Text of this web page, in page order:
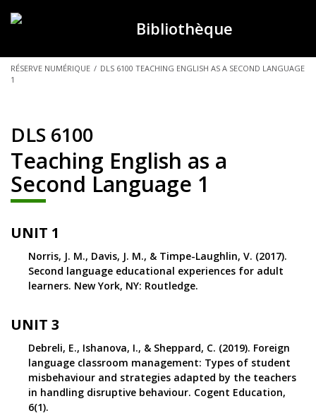
Bibliothèque
VOUS
ÊTES
RÉSERVE NUMÉRIQUE / DLS 6100 TEACHING ENGLISH AS A SECOND LANGUAGE
1
DLS 6100
Teaching English as a
Second Language 1
UNIT 1
Norris, J. M., Davis, J. M., & Timpe-Laughlin, V. (2017).
Second language educational experiences for adult
learners. New York, NY: Routledge.
UNIT 3
Debreli, E., Ishanova, I., & Sheppard, C. (2019). Foreign
language classroom management: Types of student
misbehaviour and strategies adapted by the teachers
in handling disruptive behaviour. Cogent Education,
6(1).